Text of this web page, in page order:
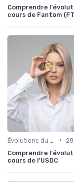
Comprendre
cours de Fantom
•
Comprendre
cours de l'USDC